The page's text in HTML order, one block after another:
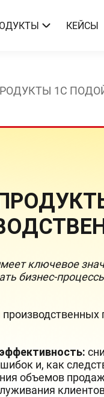
КЕЙСЫ
1С
ключевое
бизнес-
и, как
объемов